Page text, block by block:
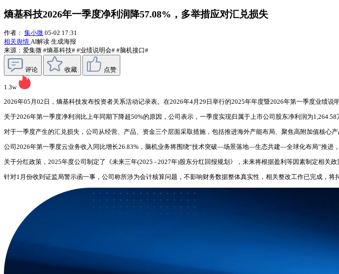
熵基科技2026年一季度净利润降57.08%，多举措应对汇兑损失
作者： 集小微 05-02 17:31
相关舆情 AI解读 生成海报
来源：爱集微 #熵基科技# #业绩说明会# #脑机接口#
评论 收藏 点赞
1.3w
2026年05月02日，熵基科技发布投资者关系活动记录表。在2026年4月29日举行的2025年年度暨2026年第一季度业绩说
关于2026年第一季度净利润比上年同期下降超50%的原因，公司表示，一季度实现归属于上市公司股东净利润为
对于一季度产生的汇兑损失，公司从经营、产品、资金三个层面采取措施，包括推进海外产能布局、聚焦高附加值核心
公司2026年第一季度云业务收入同比增长26.83%，脑机业务将围绕“技术突破—场景落地—生态共建—全球化布局”推进，
关于分红政策，2025年度公司制定了《未来三年(2025 - 2027年)股东分红回报规划》，未来将根据盈利等因素制定相关政
针对1月份收到证监局警示函一事，公司称所涉为会计核算问题，不影响财务数据整体真实性，相关整改工作已完成，